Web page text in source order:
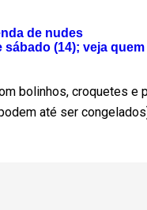
de nudes
sábado (14); veja
bolinhos, croquetes e
até ser